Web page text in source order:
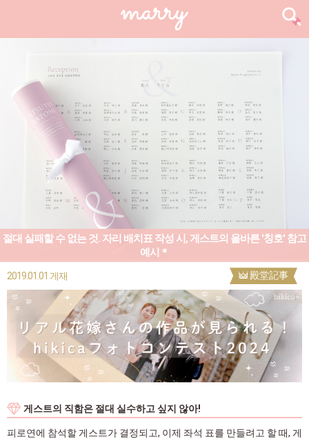
절대 실패할 수 없는 것. 자리 배치표 작성 시, 게스트의 올바른 '칭호' 참고
예시＊
2019.01.01 게재 殿堂記事
게스트의 직함은 절대 실수하고 싶지 않아!
피로연에 참석할 게스트가 결정되고, 이제 좌석 표를 만들려고 할 때, 게